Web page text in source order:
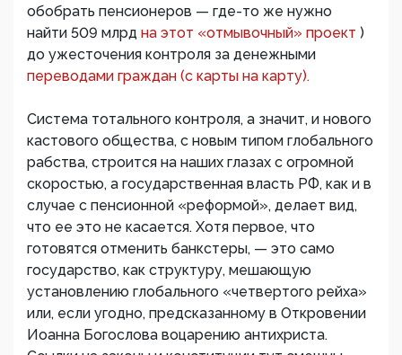
обобрать пенсионеров — где-то же нужно
найти 509 млрд на этот «отмывочный» проект )
до ужесточения контроля за денежными
переводами граждан (с карты на карту).
Система тотального контроля, а значит, и нового
кастового общества, с новым типом глобального
рабства, строится на наших глазах с огромной
скоростью, а государственная власть РФ, как и в
случае с пенсионной «реформой», делает вид,
что ее это не касается. Хотя первое, что
готовятся отменить банкстеры, — это само
государство, как структуру, мешающую
установлению глобального «четвертого рейха»
или, если угодно, предсказанному в Откровении
Иоанна Богослова воцарению антихриста.